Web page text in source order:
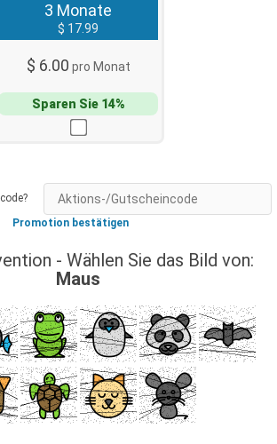
3 Monate
$ 17.99
$ 6.00 pro Monat
Sparen Sie 14%
Promotion bestätigen
- Wählen Sie das Bild von:
Maus